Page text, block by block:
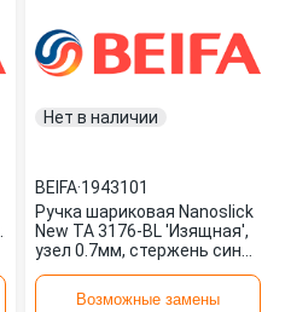
Нет в наличии
BEIFA·1943101
Ручка шариковая Nanoslick
New ТА 3176-BL 'Изящная',
узел 0.7мм, стержень синий
1943101 BEIFA
Возможные замены